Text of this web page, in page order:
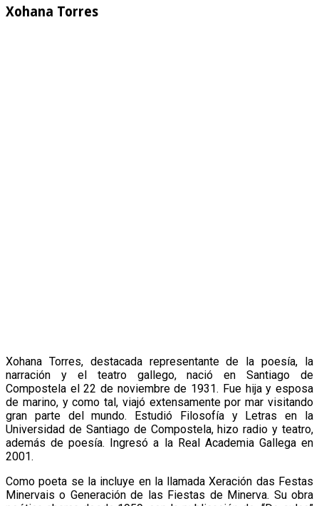
Xohana Torres
Xohana Torres, destacada representante de la poesía, la
narración y el teatro gallego, nació en Santiago de
Compostela el 22 de noviembre de 1931. Fue hija y esposa
de marino, y como tal, viajó extensamente por mar visitando
gran parte del mundo. Estudió Filosofía y Letras en la
Universidad de Santiago de Compostela, hizo radio y teatro,
además de poesía. Ingresó a la Real Academia Gallega en
2001.
Como poeta se la incluye en la llamada Xeración das Festas
Minervais o Generación de las Fiestas de Minerva. Su obra